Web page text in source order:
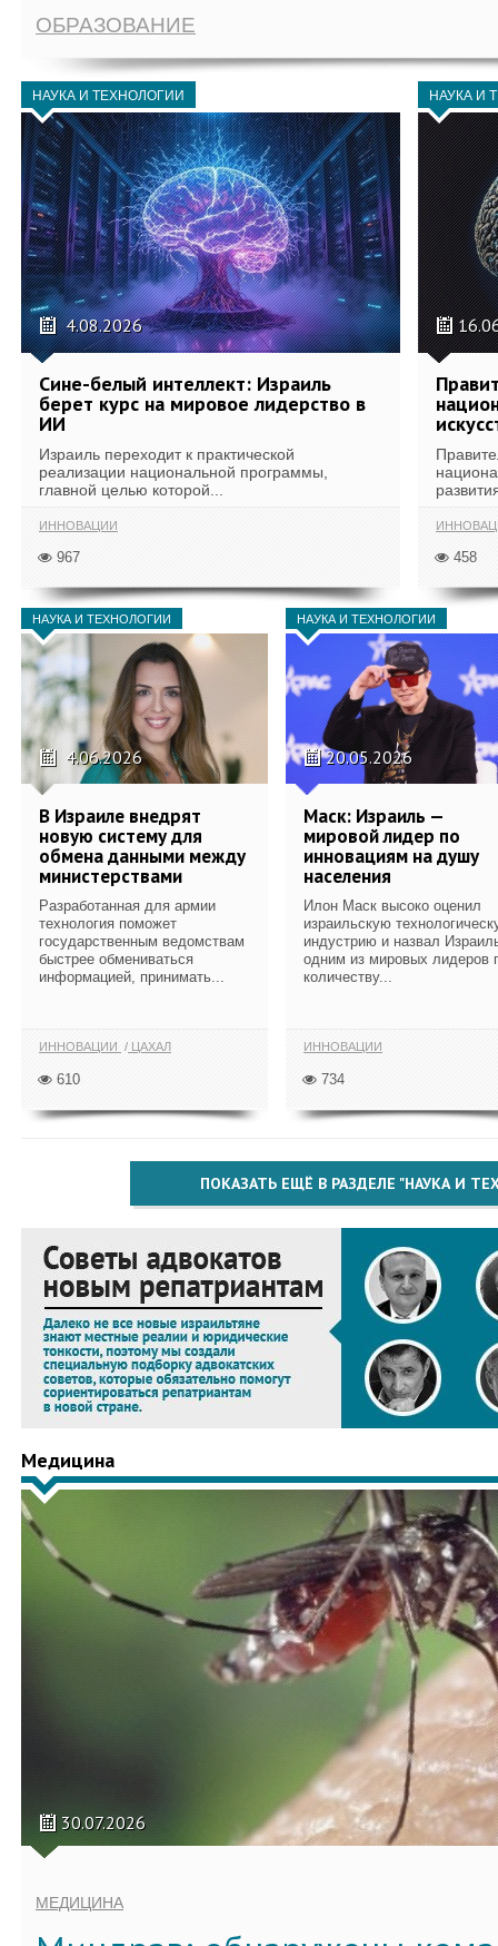
ОБРАЗОВАНИЕ
НАУКА И ТЕХНОЛОГИИ
4.08.2026
Сине-белый интеллект: Израиль
берет курс на мировое лидерство в
ИИ
Израиль переходит к практической
реализации национальной программы,
главной целью которой...
ИННОВАЦИИ
967
НАУКА И
458
НАУКА И ТЕХНОЛОГИИ
4.06.2026
В Израиле внедрят
новую систему для
обмена данными между
министерствами
Разработанная для армии
технология поможет
государственным ведомствам
быстрее обмениваться
информацией, принимать...
ИННОВАЦИИ ЦАХАЛ
610
НАУКА И ТЕХНОЛОГИИ
20.05.2026
Маск: Израиль —
мировой лидер по
инновациям на душу
населения
Илон Маск высоко оценил
израильскую
индустрию и назвал
одним из мировых лидеров
количеству...
ИННОВАЦИИ
734
ПОКАЗАТЬ ЕЩЁ В РАЗДЕЛЕ "НАУКА И
Медицина
30.07.2026
МЕДИЦИНА